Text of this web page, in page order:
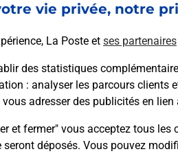
vie privée, notre
La Poste et ses partenaires
des statistiques
: analyser les parcours clients
vous adresser des publicités en
et fermer" vous acceptez tous
déposés. Vous pouvez
plus